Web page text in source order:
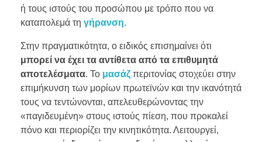
ή τους ιστούς του προσώπου με τρόπο που να
καταπολεμά τη γήρανση.
Στην πραγματικότητα, ο ειδικός επισημαίνει ότι
μπορεί να έχει τα αντίθετα από τα επιθυμητά
αποτελέσματα. Το μασάζ περιτονίας στοχεύει στην
επιμήκυνση των μορίων πρωτεϊνών και την ικανότητά
τους να τεντώνονται, απελευθερώνοντας την
«παγιδευμένη» στους ιστούς πίεση, που προκαλεί
πόνο και περιορίζει την κινητικότητα. Λειτουργεί,